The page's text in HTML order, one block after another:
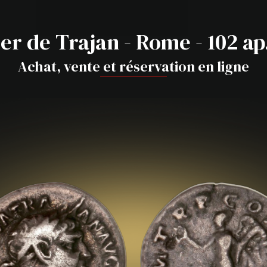
de Trajan - Rome - 102
Achat, vente et réservation en ligne